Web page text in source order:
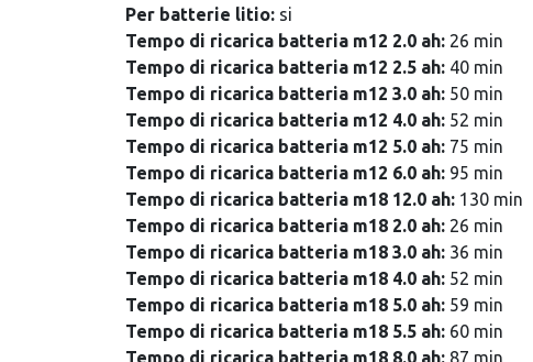
Per batterie litio: si
Tempo di ricarica batteria m12 2.0 ah: 26 min
Tempo di ricarica batteria m12 2.5 ah: 40 min
Tempo di ricarica batteria m12 3.0 ah: 50 min
Tempo di ricarica batteria m12 4.0 ah: 52 min
Tempo di ricarica batteria m12 5.0 ah: 75 min
Tempo di ricarica batteria m12 6.0 ah: 95 min
Tempo di ricarica batteria m18 12.0 ah: 130 min
Tempo di ricarica batteria m18 2.0 ah: 26 min
Tempo di ricarica batteria m18 3.0 ah: 36 min
Tempo di ricarica batteria m18 4.0 ah: 52 min
Tempo di ricarica batteria m18 5.0 ah: 59 min
Tempo di ricarica batteria m18 5.5 ah: 60 min
Tempo di ricarica batteria m18 8.0 ah: 87 min